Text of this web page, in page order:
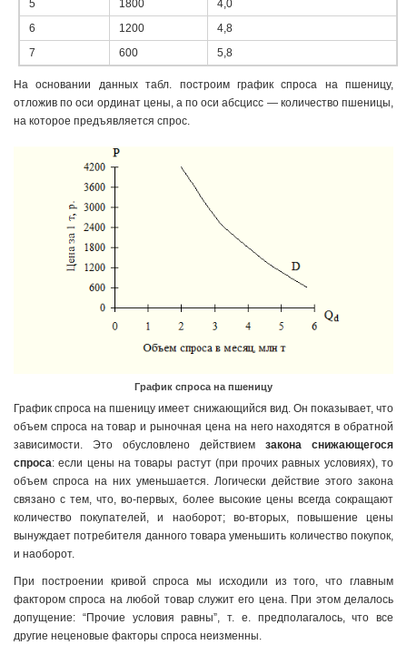
5
1800
4,0
6
1200
4,8
7
600 5,8
На основании данных табл. построим график спроса на пшеницу,
отложив по оси ординат цены, а по оси абсцисс — количество пшеницы,
на которое предъявляется спрос.
График спроса на пшеницу
График спроса на пшеницу имеет снижающийся вид. Он показывает, что
объем спроса на товар и рыночная цена на него находятся в обратной
зависимости. Это обусловлено действием закона снижающегося
спроса: если цены на товары растут (при прочих равных условиях), то
объем спроса на них уменьшается. Логически действие этого закона
связано с тем, что, во-первых, более высокие цены всегда сокращают
количество покупателей, и наоборот; во-вторых, повышение цены
вынуждает потребителя данного товара уменьшить количество покупок,
и наоборот.
При построении кривой спроса мы исходили из того, что главным
фактором спроса на любой товар служит его цена. При этом делалось
допущение: “Прочие условия равны”, т. е. предполагалось, что все
другие неценовые факторы спроса неизменны.